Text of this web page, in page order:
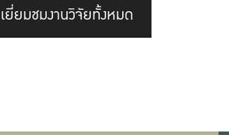
เยี่ยมชมงานวิจัยทั้งหมด